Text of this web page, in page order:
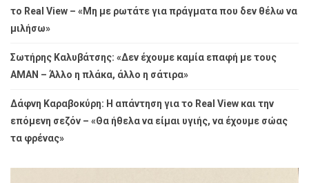
το Real View – «Μη με ρωτάτε για πράγματα που δεν θέλω να
μιλήσω»
Σωτήρης Καλυβάτσης: «Δεν έχουμε καμία επαφή με τους
ΑΜΑΝ – Άλλο η πλάκα, άλλο η σάτιρα»
Δάφνη Καραβοκύρη: Η απάντηση για το Real View και την
επόμενη σεζόν – «Θα ήθελα να είμαι υγιής, να έχουμε σώας
τα φρένας»